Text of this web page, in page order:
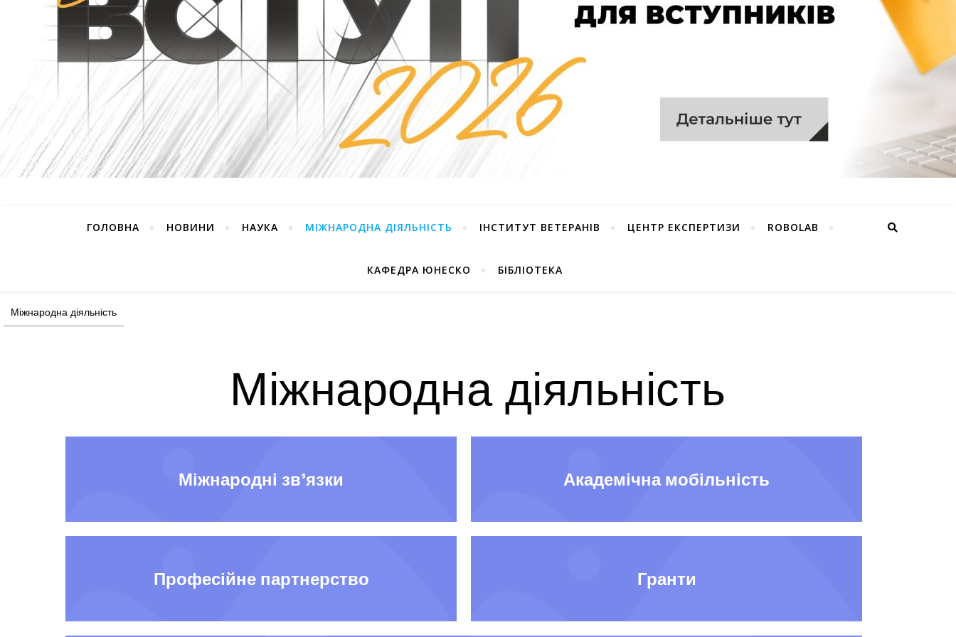
ГОЛОВНА НОВИНИ НАУКА МІЖНАРОДНА ДІЯЛЬНІСТЬ ІНСТИТУТ ВЕТЕРАНІВ ЦЕНТР ЕКСПЕРТИЗИ ROBOLAB
КАФЕДРА ЮНЕСКО БІБЛІОТЕКА
Міжнародна діяльність
Міжнародна діяльність
Міжнародні зв’язки Академічна мобільність
Професійне партнерство Гранти